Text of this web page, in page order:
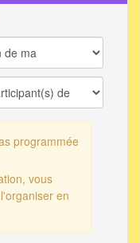
programmée
vous
en